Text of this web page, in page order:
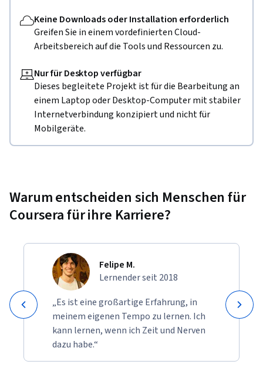
Keine Downloads oder Installation erforderlich
Greifen Sie in einem vordefinierten Cloud-
Arbeitsbereich auf die Tools und Ressourcen zu.
Nur für Desktop verfügbar
Dieses begleitete Projekt ist für die Bearbeitung an
einem Laptop oder Desktop-Computer mit stabiler
Internetverbindung konzipiert und nicht für
Mobilgeräte.
Warum entscheiden sich Menschen für
Coursera für ihre Karriere?
Felipe M.
Lernender seit 2018
„Es ist eine großartige Erfahrung, in
meinem eigenen Tempo zu lernen. Ich
kann lernen, wenn ich Zeit und Nerven
dazu habe.“